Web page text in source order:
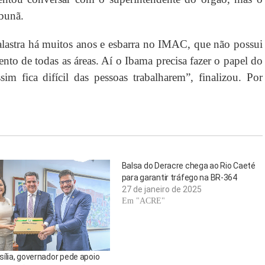
há muitos anos e esbarra no IMAC, que não possui
de todas as áreas. Aí o Ibama precisa fazer o papel do
fica difícil das pessoas trabalharem”, finalizou. Por
governador pede apoio
Balsa do Deracre chega ao Rio Caeté
para garantir tráfego na BR-364
27 de janeiro de 2025
Em "ACRE"